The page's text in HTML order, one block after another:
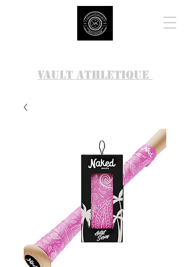
VAULT ATHLETIQUE